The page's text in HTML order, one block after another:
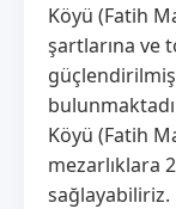
Köyü (Fatih
şartlarına ve
Köyü (Fatih
mezarlıklara